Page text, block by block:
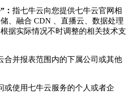
： 指七牛云向您提供七牛云官网相
、融合 CDN 、直播云、数据处理
据实际情况不时调整的相关技术支
合并报表范围内的下属公司或其他
或使用七牛云服务的个人或者企